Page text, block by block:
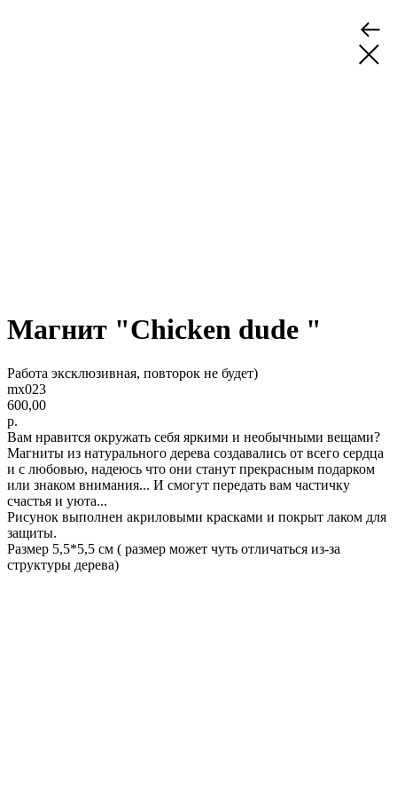
Магнит "Chicken dude "
Работа эксклюзивная, повторок не будет)
mx023
600,00
р.
Вам нравится окружать себя яркими и необычными вещами?
Магниты из натурального дерева создавались от всего сердца
и с любовью, надеюсь что они станут прекрасным подарком
или знаком внимания... И смогут передать вам частичку
счастья и уюта...
Рисунок выполнен акриловыми красками и покрыт лаком для
защиты.
Размер 5,5*5,5 см ( размер может чуть отличаться из-за
структуры дерева)